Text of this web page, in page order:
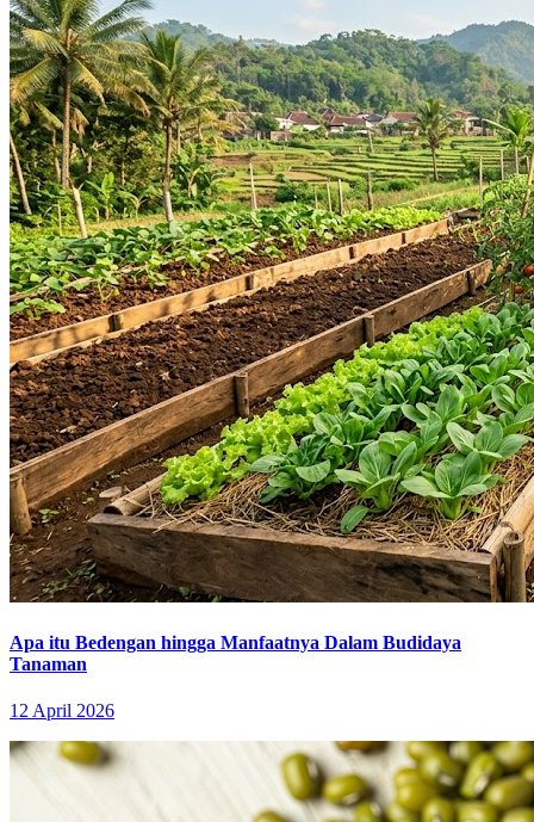
Apa itu Bedengan hingga Manfaatnya Dalam Budidaya
Tanaman
12 April 2026